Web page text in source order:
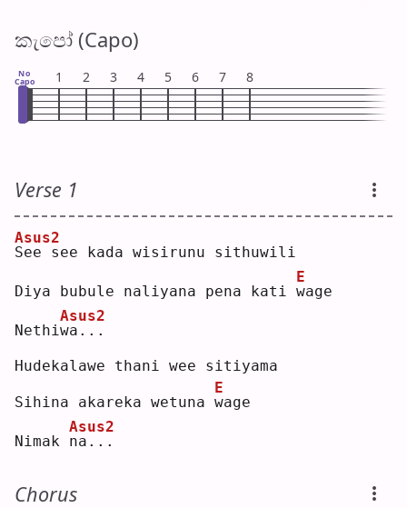
කැපෝ (Capo)
No
Capo 1 2 3 4 5 6 7 8
Verse 1
S
Asus2
ee see kada wisirunu sithuwili
Diya bubule naliyana pena kati w
E
age
Nethiw
Asus2
a...
Hudekalawe thani wee sitiyama
Sihina akareka wetuna w
E
age
Nimak n
Asus2
a...
Chorus